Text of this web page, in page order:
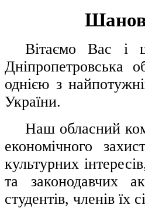
Вітаємо Вас і
Дніпропетровська
однією з
України.
Наш обласний
економічного
культурних
та законодавчих
студентів, членів їх